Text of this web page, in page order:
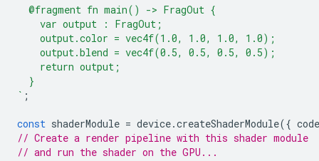
  @fragment fn main() -> FragOut {
    var output : FragOut;
    output.color = vec4f(1.0, 1.0, 1.0, 1.0);
    output.blend = vec4f(0.5, 0.5, 0.5, 0.5);
    return output;
  }
` ;
const shaderModule = device.createShaderModule({ code
// Create a render pipeline with this shader module
// and run the shader on the GPU...